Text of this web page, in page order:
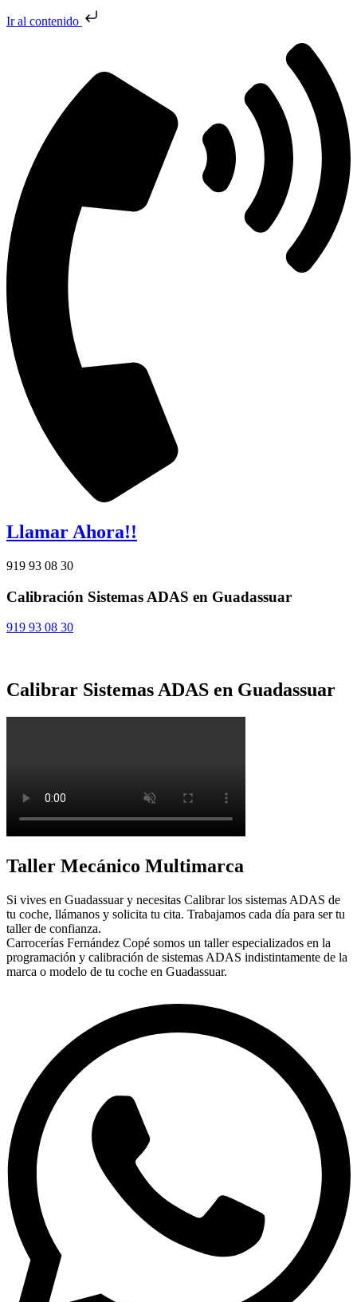
Ir al contenido
Llamar Ahora!!
919 93 08 30
Calibración Sistemas ADAS en Guadassuar
919 93 08 30
Calibrar Sistemas ADAS en Guadassuar
Taller Mecánico Multimarca
Si vives en Guadassuar y necesitas Calibrar los sistemas ADAS de
tu coche, llámanos y solicita tu cita. Trabajamos cada día para ser tu
taller de confianza.
Carrocerías Fernández Copé somos un taller especializados en la
programación y calibración de sistemas ADAS indistintamente de la
marca o modelo de tu coche en Guadassuar.